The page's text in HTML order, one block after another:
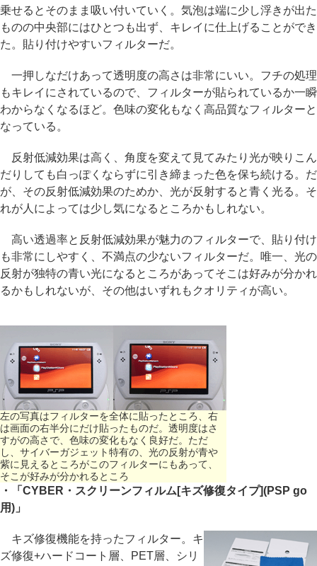
乗せるとそのまま吸い付いていく。気泡は端に少し浮きが出た
ものの中央部にはひとつも出ず、キレイに仕上げることができ
た。貼り付けやすいフィルターだ。
一押しなだけあって透明度の高さは非常にいい。フチの処理
もキレイにされているので、フィルターが貼られているか一瞬
わからなくなるほど。色味の変化もなく高品質なフィルターと
なっている。
反射低減効果は高く、角度を変えて見てみたり光が映りこん
だりしても白っぽくならずに引き締まった色を保ち続ける。だ
が、その反射低減効果のためか、光が反射すると青く光る。そ
れが人によっては少し気になるところかもしれない。
高い透過率と反射低減効果が魅力のフィルターで、貼り付け
も非常にしやすく、不満点の少ないフィルターだ。唯一、光の
反射が独特の青い光になるところがあってそこは好みが分かれ
るかもしれないが、その他はいずれもクオリティが高い。
左の写真はフィルターを全体に貼ったところ、右
は画面の右半分にだけ貼ったものだ。透明度はさ
すがの高さで、色味の変化もなく良好だ。ただ
し、サイバーガジェット特有の、光の反射が青や
紫に見えるところがこのフィルターにもあって、
そこが好みが分かれるところ
・「CYBER・スクリーンフィルム[キズ修復タイプ](PSP go
用)」
キズ修復機能を持ったフィルター。キ
ズ修復+ハードコート層、PET層、シリ